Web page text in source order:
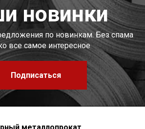
новинки
по новинкам. Без спама
все самое интересное
Подписаться